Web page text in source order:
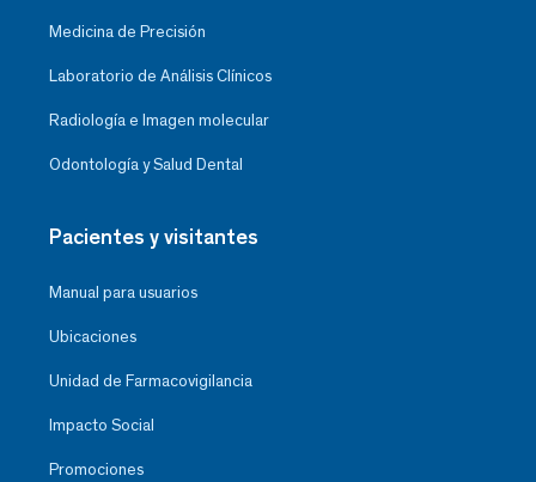
Medicina de Precisión
Laboratorio de Análisis Clínicos
Radiología e Imagen molecular
Odontología y Salud Dental
Pacientes y visitantes
Manual para usuarios
Ubicaciones
Unidad de Farmacovigilancia
Impacto Social
Promociones